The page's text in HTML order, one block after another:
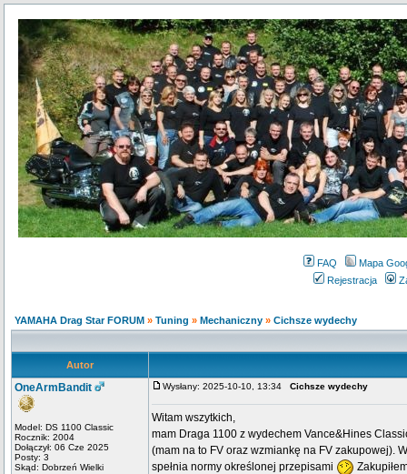
FAQ
Mapa
Rejestracja
YAMAHA Drag Star FORUM » Tuning » Mechaniczny » Cichsze wydechy
Autor
OneArmBandit
Model: DS 1100 Classic
Rocznik: 2004
Dołączył: 06 Cze 2025
Posty: 3
Skąd: Dobrzeń Wielki
Wysłany: 2025-10-10, 13:34 Cichsze wydechy
Witam wszytkich,
mam Draga 1100 z wydechem Vance&Hines
(mam na to FV oraz wzmiankę na FV zakupowej).
spełnia normy określonej przepisami